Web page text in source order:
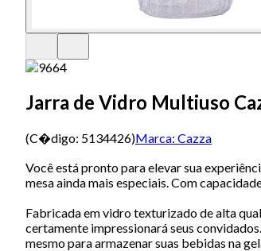
Jarra de Vidro Multiuso
(C�digo: 5134426)Marca: Cazza
Você está pronto para elevar sua
mesa ainda mais especiais. Com
Fabricada em vidro texturizado de alta
certamente impressionará seus
mesmo para armazenar suas bebidas na